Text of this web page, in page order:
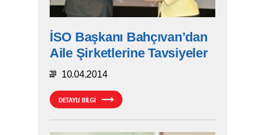
İSO Başkanı Bahçıvan’dan
Aile Şirketlerine Tavsiyeler
10.04.2014
DETAYLI BİLGİ